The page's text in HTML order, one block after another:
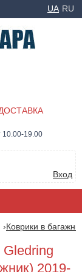
UA RU
19.00
Вход
Коврики в
Gledring
2019-